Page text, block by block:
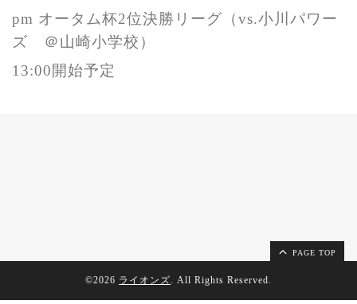
pm オータム杯2位決勝リーグ（vs.小川パワー
ズ ＠山崎小学校）
13:00開始予定
PAGE TOP
©2026 ライオンズ. All Rights Reserved.